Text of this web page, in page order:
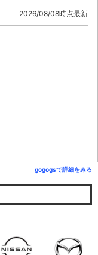
2026/08/08時点最新
gogogsで詳細をみる